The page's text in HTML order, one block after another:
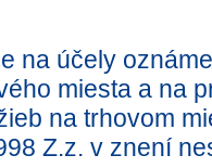
na účely
miesta a na
na trhovom
Z.z. v znení